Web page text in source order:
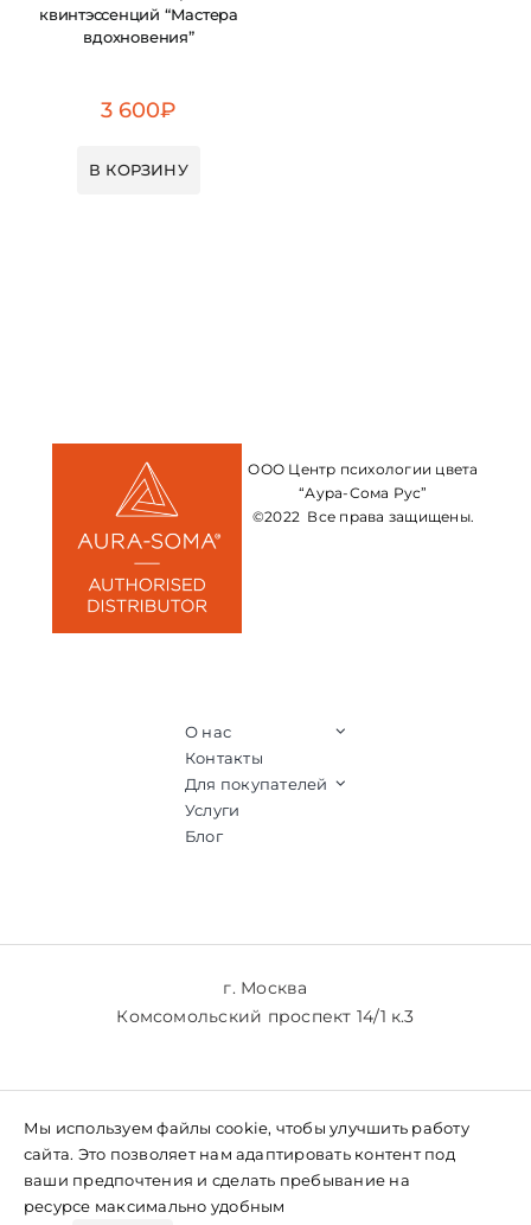
квинтэссенций “Мастера
вдохновения”
3 600₽
В КОРЗИНУ
ООО Центр психологии цвета
“Аура-Сома Рус”
©2022 Все права защищены.
О нас
Контакты
Для покупателей
Услуги
Блог
г. Москва
Комсомольский проспект 14/1 к.3
+7 (985) 769-61-77
Мы используем файлы cookie, чтобы улучшить работу
сайта. Это позволяет нам адаптировать контент под
ваши предпочтения и сделать пребывание на
ресурсе максимально удобным